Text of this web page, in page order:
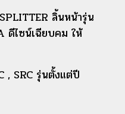
ลิ้นหน้ารุ่น
ดีไซน์เฉียบคม ให้
, SRC รุ่นตั้งแต่ปี